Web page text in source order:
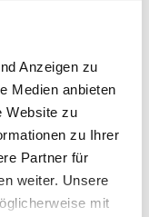
Anzeigen zu
Medien anbieten
Website zu
zu Ihrer
Partner für
weiter. Unsere
mit